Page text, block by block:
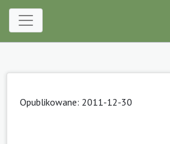
Opublikowane: 2011-12-30